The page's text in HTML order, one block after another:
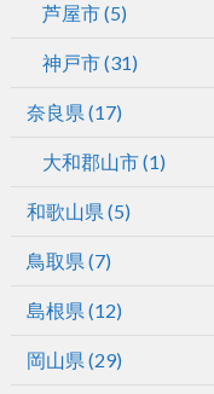
芦屋市(5)
神戸市(31)
奈良県 (17)
大和郡山市(1)
和歌山県 (5)
鳥取県 (7)
島根県 (12)
岡山県 (29)